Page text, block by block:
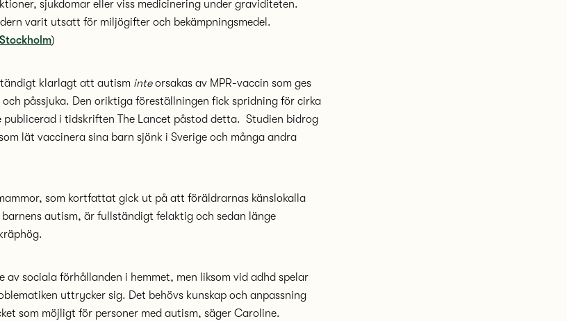
sjukdomar eller viss medicinering under graviditeten.
varit utsatt för miljögifter och bekämpningsmedel.
)
klarlagt att autism inteorsakas av MPR-vaccin som ges
påssjuka. Den oriktiga föreställningen fick spridning för cirka
publicerad i tidskriften The Lancet påstod detta. Studien bidrog
lät vaccinera sina barn sjönk i Sverige och många andra
som kortfattat gick ut på att föräldrarnas känslokalla
autism, är fullständigt felaktig och sedan länge
av sociala förhållanden i hemmet, men liksom vid adhd spelar
uttrycker sig. ​Det behövs kunskap och anpassning
som möjligt för personer med autism, säger Caroline.